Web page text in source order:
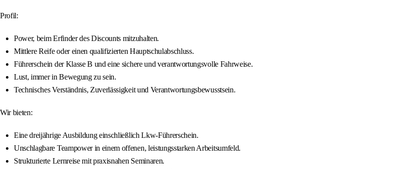
Profil:
Power, beim Erfinder des Discounts mitzuhalten.
Mittlere Reife oder einen qualifizierten Hauptschulabschluss.
Führerschein der Klasse B und eine sichere und verantwortungsvolle Fahrweise.
Lust, immer in Bewegung zu sein.
Technisches Verständnis, Zuverlässigkeit und Verantwortungsbewusstsein.
Wir bieten:
Eine dreijährige Ausbildung einschließlich Lkw-Führerschein.
Unschlagbare Teampower in einem offenen, leistungsstarken Arbeitsumfeld.
Strukturierte Lernreise mit praxisnahen Seminaren.